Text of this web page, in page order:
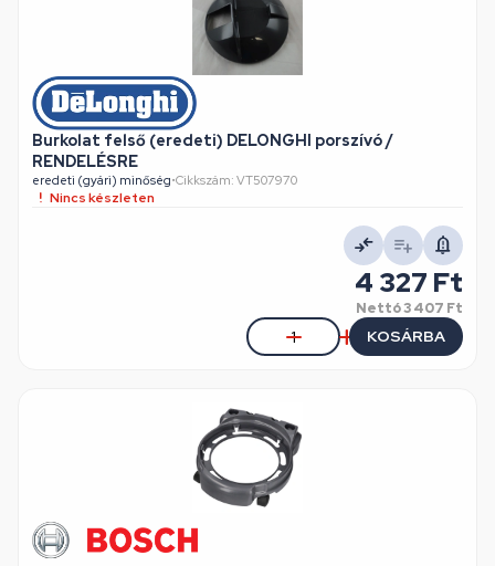
Burkolat felső (eredeti) DELONGHI porszívó /
RENDELÉSRE
eredeti (gyári) minőség•Cikkszám: VT507970
Nincs készleten
4 327 Ft
Nettó3 407 Ft
KOSÁRBA